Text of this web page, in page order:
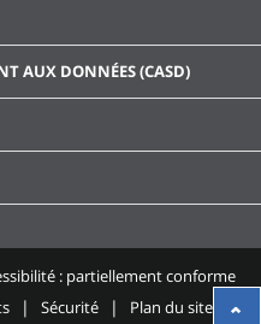
AUX DONNÉES (CASD)
: partiellement conforme
Sécurité Plan du site